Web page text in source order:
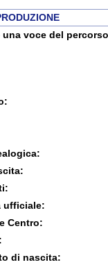
voce del
ufficiale:
Centro:
di nascita: